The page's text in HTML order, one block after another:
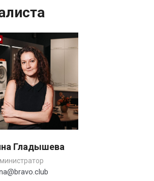
Гладышева